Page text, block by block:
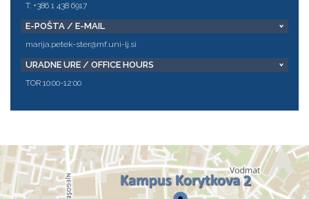
T: +386 1 438 6917
E-POŠTA / E-MAIL
marija.petek-ster@mf.uni-lj.si
URADNE URE / OFFICE HOURS
TOR 10:00-12:00